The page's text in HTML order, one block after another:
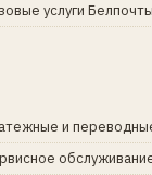
услуги Белпочты
и